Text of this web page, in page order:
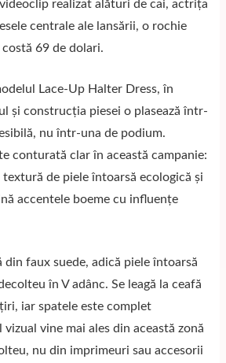
realizat alături de cai, actrița
centrale ale lansării, o rochie
69 de dolari.
Lace-Up Halter Dress, în
și construcția piesei o plasează într-
nu într-una de podium.
conturată clar în această campanie:
de piele întoarsă ecologică și
accentele boeme cu influențe
din faux suede, adică piele întoarsă
în V adânc. Se leagă la ceafă
iar spatele este complet
vine mai ales din această zonă
nu din imprimeuri sau accesorii